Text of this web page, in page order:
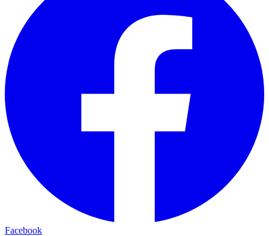
Facebook